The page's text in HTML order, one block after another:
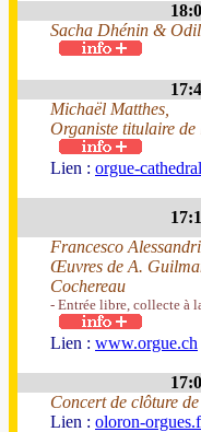
Sacha Dhénin &
Michaël Matthes,
Organiste titulaire de
Lien : orgue-
Francesco
Œuvres de A.
Cochereau
- Entrée libre, collecte à
Lien : www.orgue.ch
Concert de clôture
Lien : oloron-